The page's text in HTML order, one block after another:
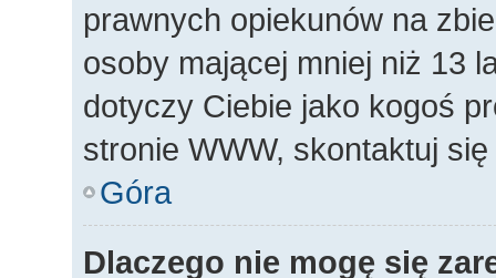
prawnych opiekunów na
osoby mającej mniej niż 13
dotyczy Ciebie jako kogoś
stronie WWW, skontaktuj
Góra
Dlaczego nie mogę się